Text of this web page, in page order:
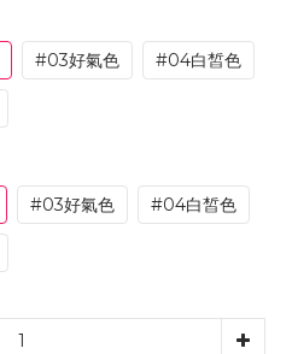
#03好氣色 #04白皙色
#03好氣色 #04白皙色